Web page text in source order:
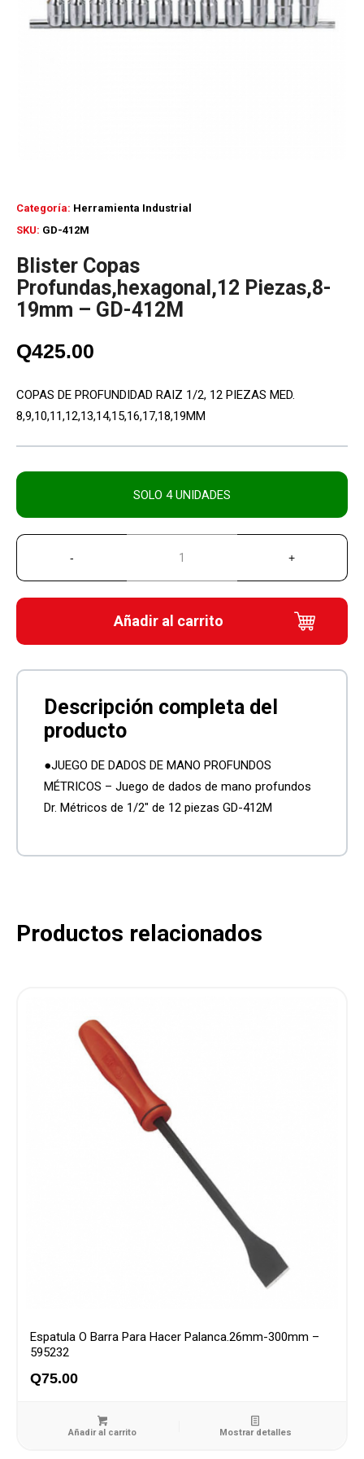
SKU: GD-412M
Categoría: Herramienta Industrial
Blister Copas
Profundas,hexagonal,12 Piezas,8-
19mm – GD-412M
Q425.00
COPAS DE PROFUNDIDAD RAIZ 1/2, 12 PIEZAS MED.
8,9,10,11,12,13,14,15,16,17,18,19MM
SOLO 4 UNIDADES
Añadir al carrito
●JUEGO DE DADOS DE MANO PROFUNDOS
MÉTRICOS – Juego de dados de mano profundos
Dr. Métricos de 1/2″ de 12 piezas GD-412M
Productos relacionados
Espatula O Barra Para Hacer Palanca.26mm-300mm –
595232
Q75.00
Añadir al carrito Mostrar detalles